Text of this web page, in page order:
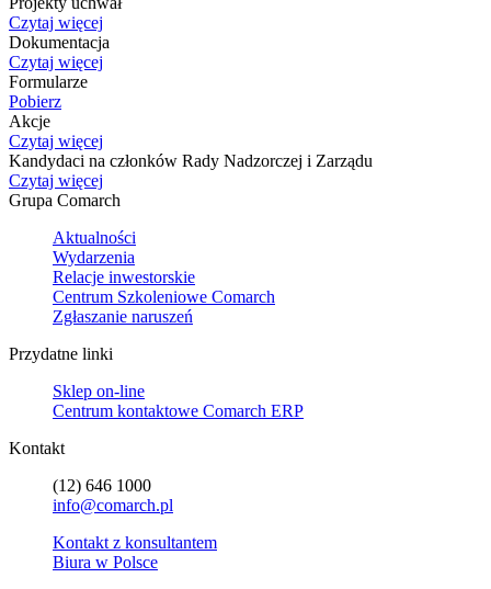
Czytaj więcej
Dokumentacja
Czytaj więcej
Formularze
Pobierz
Akcje
Czytaj więcej
Kandydaci na członków Rady Nadzorczej i Zarządu
Czytaj więcej
Grupa Comarch
Aktualności
Wydarzenia
Relacje inwestorskie
Centrum Szkoleniowe Comarch
Zgłaszanie naruszeń
Przydatne linki
Sklep on-line
Centrum kontaktowe Comarch ERP
Kontakt
(12) 646 1000
info@comarch.pl
Kontakt z konsultantem
Biura w Polsce